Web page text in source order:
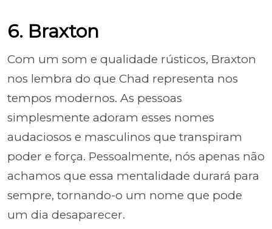
6. Braxton
Com um som e qualidade rústicos, Braxton
nos lembra do que Chad representa nos
tempos modernos. As pessoas
simplesmente adoram esses nomes
audaciosos e masculinos que transpiram
poder e força. Pessoalmente, nós apenas não
achamos que essa mentalidade durará para
sempre, tornando-o um nome que pode
um dia desaparecer.